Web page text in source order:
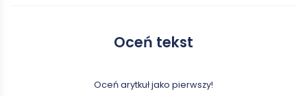
Oceń tekst
Oceń arytkuł jako pierwszy!